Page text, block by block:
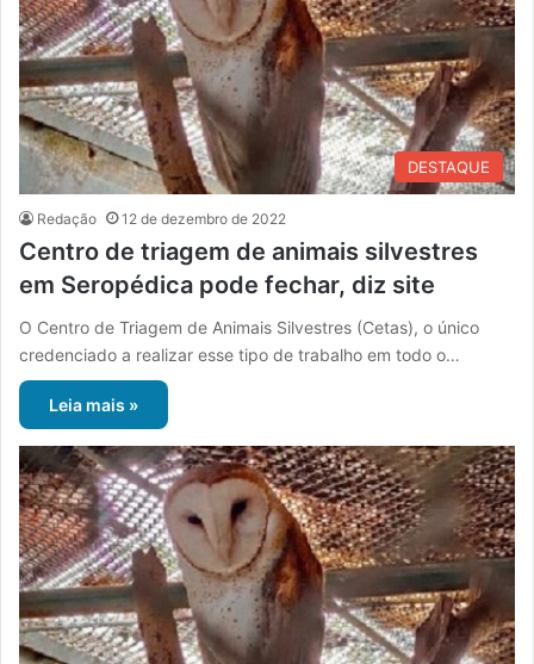
DESTAQUE
Redação 12 de dezembro de 2022
Centro de triagem de animais silvestres
em Seropédica pode fechar, diz site
O Centro de Triagem de Animais Silvestres (Cetas), o único
credenciado a realizar esse tipo de trabalho em todo o…
Leia mais »